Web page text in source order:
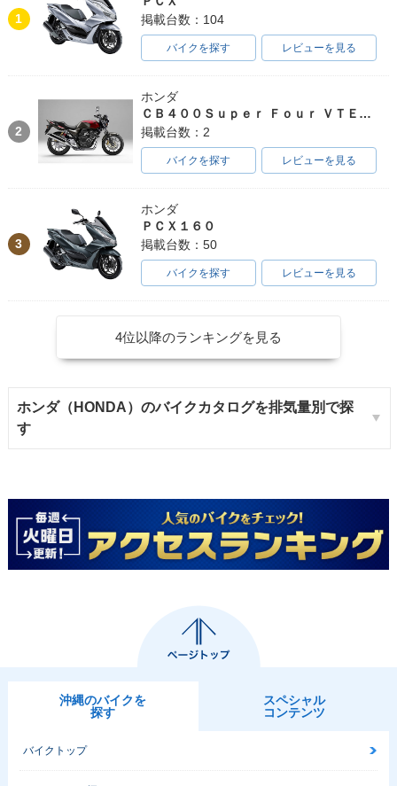
1
掲載台数：104
バイクを探す レビューを見る
2
ホンダ
ＣＢ４００Ｓｕｐｅｒ Ｆｏｕｒ ＶＴＥＣ ＳＰＥＣ３
掲載台数：2
バイクを探す レビューを見る
3
ホンダ
ＰＣＸ１６０
掲載台数：50
バイクを探す レビューを見る
4位以降のランキングを見る
ホンダ（HONDA）のバイクカタログを排気量別で探
す
沖縄のバイクを
探す
スペシャル
コンテンツ
バイクトップ